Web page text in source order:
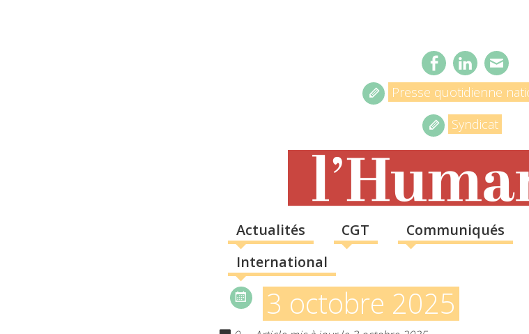
Presse quotidienne
Syndicat
Actualités CGT
Communiqués
International
3 octobre 2025